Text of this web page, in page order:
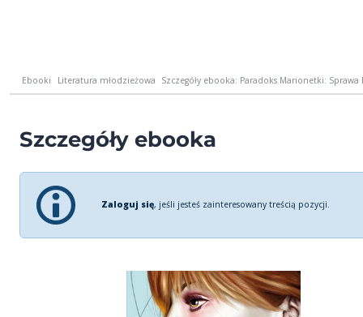
Ebooki Literatura młodzieżowa Szczegóły ebooka: Paradoks Marionetki:
Szczegóły ebooka
Zaloguj się, jeśli jesteś zainteresowany treścią pozycji.